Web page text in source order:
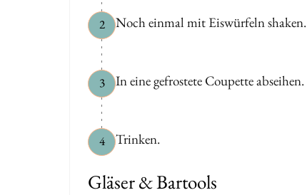
2 Noch einmal mit Eiswürfeln shaken.
3 In eine gefrostete Coupette abseihen.
4 Trinken.
Gläser & Bartools